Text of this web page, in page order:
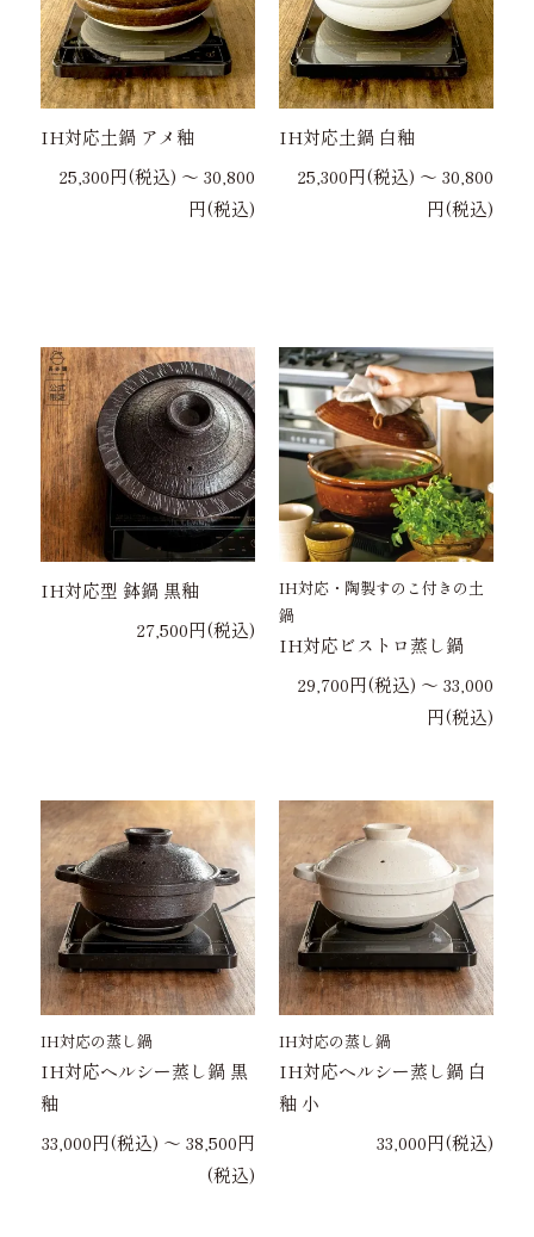
IH対応土鍋 アメ釉
25,300円(税込) 〜 30,800
円(税込)
IH対応土鍋 白釉
25,300円(税込) 〜 30,800
円(税込)
IH対応型 鉢鍋 黒釉
27,500円(税込)
IH対応・陶製すのこ付きの土
鍋
IH対応ビストロ蒸し鍋
29,700円(税込) 〜 33,000
円(税込)
IH対応の蒸し鍋
IH対応ヘルシー蒸し鍋 黒
釉
33,000円(税込) 〜 38,500円
(税込)
IH対応の蒸し鍋
IH対応ヘルシー蒸し鍋 白
釉 小
33,000円(税込)